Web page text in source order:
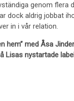
genom flera
dock aldrig jobbat
in i vår relation.
hem” med Åsa
Lisas nystartade